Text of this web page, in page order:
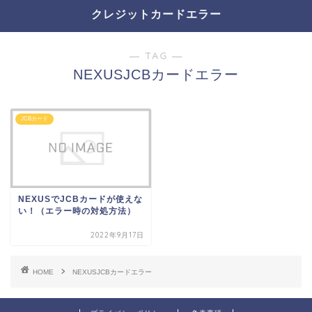
クレジットカードエラー
― TAG ―
NEXUSJCBカードエラー
JCBカード
NEXUSでJCBカードが使えな
い！（エラー時の対処方法）
2022年9月17日
HOME NEXUSJCBカードエラー